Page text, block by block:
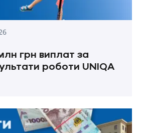
грн виплат за
роботи UNIQA